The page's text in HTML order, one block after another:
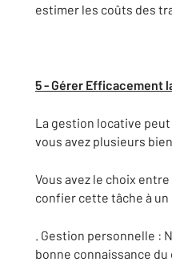
estimer les coûts des
5 - Gérer Efficacement
La gestion locative
vous avez plusieurs
Vous avez le choix
confier cette tâche à
. Gestion personnelle :
bonne connaissance